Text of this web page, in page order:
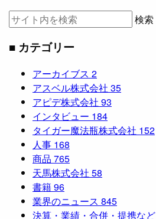
検索
■ カテゴリー
アーカイブス 2
アスベル株式会社 35
アピデ株式会社 93
インタビュー 184
タイガー魔法瓶株式会社 152
人事 168
商品 765
天馬株式会社 58
書籍96
業界のニュース 845
決算・業績・合併・提携など